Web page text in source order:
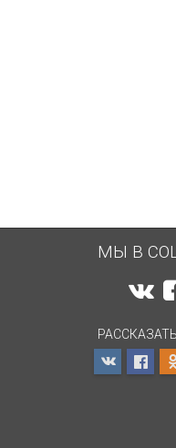
МЫ В